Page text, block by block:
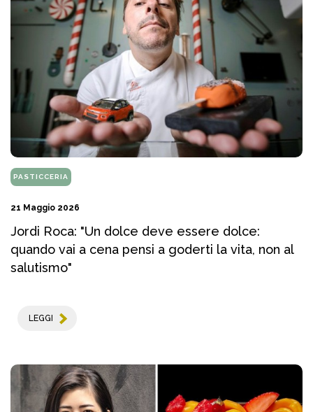
PASTICCERIA
21 Maggio 2026
Jordi Roca: "Un dolce deve essere dolce:
quando vai a cena pensi a goderti la vita, non al
salutismo"
LEGGI